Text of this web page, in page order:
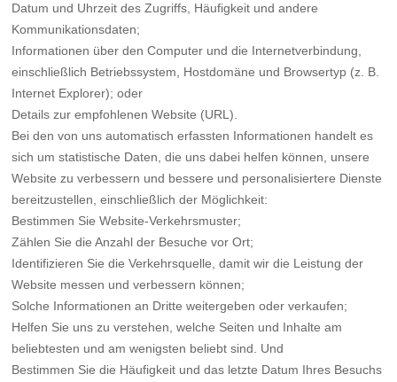
Datum und Uhrzeit des Zugriffs, Häufigkeit und andere
Kommunikationsdaten;
Informationen über den Computer und die Internetverbindung,
einschließlich Betriebssystem, Hostdomäne und Browsertyp (z. B.
Internet Explorer); oder
Details zur empfohlenen Website (URL).
Bei den von uns automatisch erfassten Informationen handelt es
sich um statistische Daten, die uns dabei helfen können, unsere
Website zu verbessern und bessere und personalisiertere Dienste
bereitzustellen, einschließlich der Möglichkeit:
Bestimmen Sie Website-Verkehrsmuster;
Zählen Sie die Anzahl der Besuche vor Ort;
Identifizieren Sie die Verkehrsquelle, damit wir die Leistung der
Website messen und verbessern können;
Solche Informationen an Dritte weitergeben oder verkaufen;
Helfen Sie uns zu verstehen, welche Seiten und Inhalte am
beliebtesten und am wenigsten beliebt sind. Und
Bestimmen Sie die Häufigkeit und das letzte Datum Ihres Besuchs